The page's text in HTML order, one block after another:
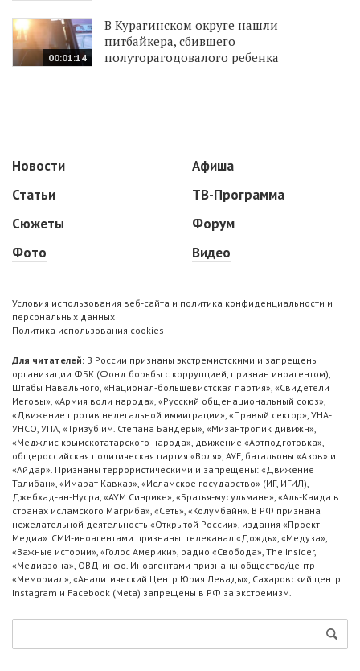
00:01:14
В Курагинском округе нашли
питбайкера, сбившего
полуторагодовалого ребенка
Новости
Статьи
Сюжеты
Фото
Афиша
ТВ-Программа
Форум
Видео
Условия использования веб-сайта и политика конфиденциальности и
персональных данных
Политика использования cookies
Для читателей: В России признаны экстремистскими и запрещены
организации ФБК (Фонд борьбы с коррупцией, признан иноагентом),
Штабы Навального, «Национал-большевистская партия», «Свидетели
Иеговы», «Армия воли народа», «Русский общенациональный союз»,
«Движение против нелегальной иммиграции», «Правый сектор», УНА-
УНСО, УПА, «Тризуб им. Степана Бандеры», «Мизантропик дивижн»,
«Меджлис крымскотатарского народа», движение «Артподготовка»,
общероссийская политическая партия «Воля», АУЕ, батальоны «Азов» и
«Айдар». Признаны террористическими и запрещены: «Движение
Талибан», «Имарат Кавказ», «Исламское государство» (ИГ, ИГИЛ),
Джебхад-ан-Нусра, «АУМ Синрике», «Братья-мусульмане», «Аль-Каида в
странах исламского Магриба», «Сеть», «Колумбайн». В РФ признана
нежелательной деятельность «Открытой России», издания «Проект
Медиа». СМИ-иноагентами признаны: телеканал «Дождь», «Медуза»,
«Важные истории», «Голос Америки», радио «Свобода», The Insider,
«Медиазона», ОВД-инфо. Иноагентами признаны общество/центр
«Мемориал», «Аналитический Центр Юрия Левады», Сахаровский центр.
Instagram и Facebook (Metа) запрещены в РФ за экстремизм.